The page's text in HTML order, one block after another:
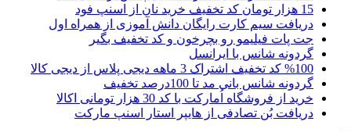
15 هزار تومان کد تخفیف خرید نان از اسنپ فود
دریافت سیم کارت رایگان دانش آموزی از همراه اول
جت پات فیلیمو رو بچرخون و کد تخفیف بگیر
گردونه شانس با ایرانسل
%100 کد تخفیف اشتراک 3 ماهه دیجی پلاس از دیجی کالا
گردونه شانس بانی مد تا 100درصد تخفیف
خرید از فروشگاه اُمارکت با کد 30 هزار تومانی اکالا
دریافت بُن تصادفی از هایپر استار اسنپ مارکت